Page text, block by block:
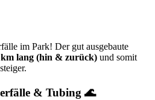
im Park! Der gut ausgebaute
lang (hin & zurück) und somit
& Tubing 🌊